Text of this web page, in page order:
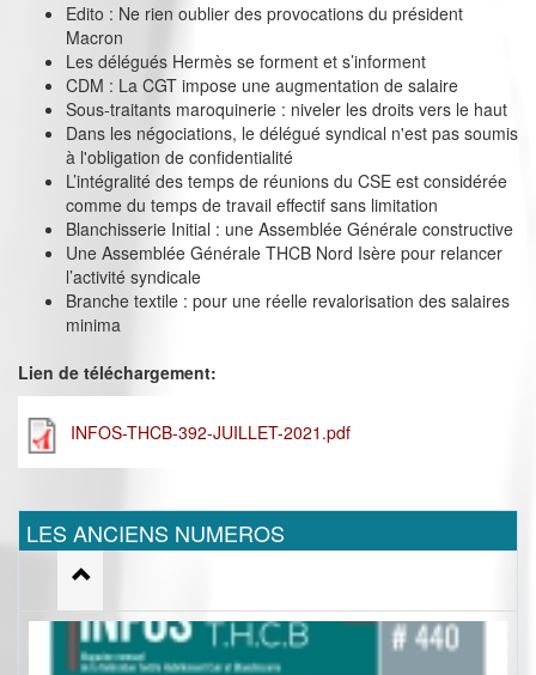
Edito : Ne rien oublier des provocations du président
Macron
Les délégués Hermès se forment et s’informent
CDM : La CGT impose une augmentation de salaire
Sous-traitants maroquinerie : niveler les droits vers le haut
Dans les négociations, le délégué syndical n'est pas soumis
à l'obligation de confidentialité
L’intégralité des temps de réunions du CSE est considérée
comme du temps de travail effectif sans limitation
Blanchisserie Initial : une Assemblée Générale constructive
Une Assemblée Générale THCB Nord Isère pour relancer
l’activité syndicale
Branche textile : pour une réelle revalorisation des salaires
minima
Lien de téléchargement:
INFOS-THCB-392-JUILLET-2021.pdf
LES ANCIENS NUMEROS